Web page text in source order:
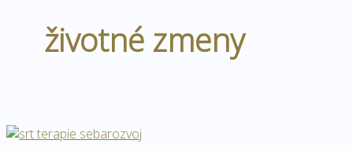
životné zmeny